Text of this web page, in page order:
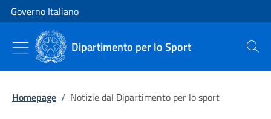
Vai al contenuto
Vai alla navigazione del sito
Governo Italiano
Dipartimento per lo Sport Cerca
Homepage / Notizie dal Dipartimento per lo sport